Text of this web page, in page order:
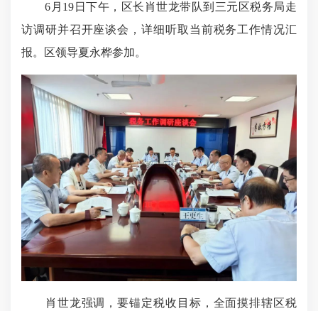
6月19日下午，区长肖世龙带队到三元区税务局走
访调研并召开座谈会，详细听取当前税务工作情况汇
报。区领导夏永桦参加。
肖世龙强调，要锚定税收目标，全面摸排辖区税